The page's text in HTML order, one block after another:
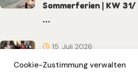
Cookie-Zustimmung verwalten
Sommerferien | KW 31/
…
15. Juli 2026